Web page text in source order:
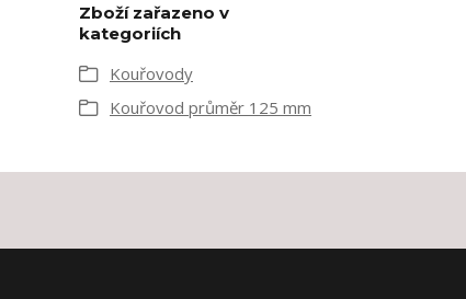
Zboží zařazeno v
kategoriích
Kouřovody
Kouřovod průměr 125 mm